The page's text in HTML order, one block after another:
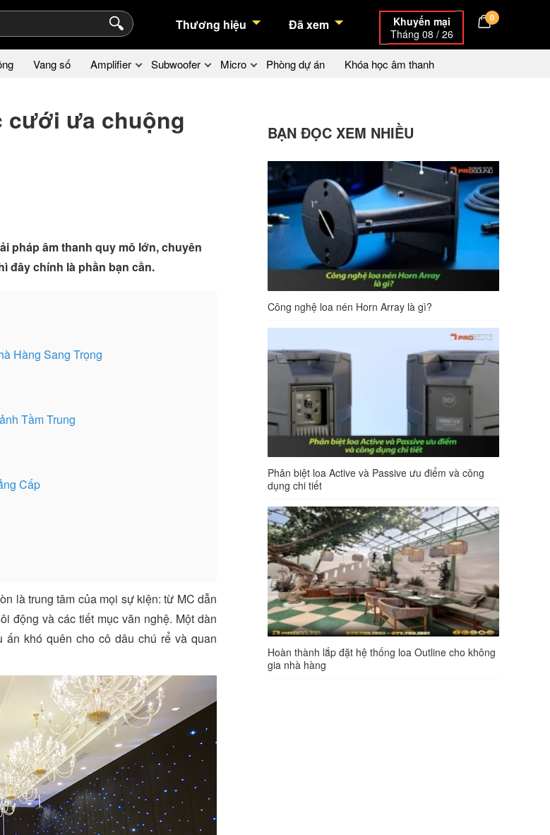
Thương hiệu Đã xem
Khuyến mại
Tháng 08 / 26
0
Vang số Amplifier Subwoofer Micro Phòng dự án Khóa học âm thanh
cưới ưa chuộng
pháp âm thanh quy mô lớn, chuyên
đây chính là phần bạn cần.
Hàng Sang Trọng
Tầm Trung
Cấp
là trung tâm của mọi sự kiện: từ MC dẫn
động và các tiết mục văn nghệ. Một dàn
khó quên cho cô dâu chú rể và quan
BẠN ĐỌC XEM NHIỀU
Công nghệ loa nén Horn Array là gì?
Phân biệt loa Active và Passive ưu điểm và công
dụng chi tiết
Hoàn thành lắp đặt hệ thống loa Outline cho không
gia nhà hàng